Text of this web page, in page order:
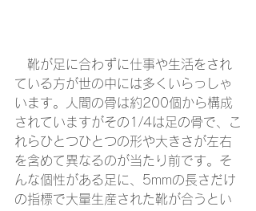
靴が足に合わずに仕事や生活をされ
ている方が世の中には多くいらっしゃ
います。人間の骨は約200個から構成
されていますがその1/4は足の骨で、こ
れらひとつひとつの形や大きさが左右
を含めて異なるのが当たり前です。そ
んな個性がある足に、5mmの長さだけ
の指標で大量生産された靴が合うとい